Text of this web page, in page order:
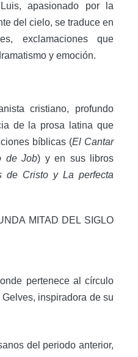
apasionado por la
del cielo, se traduce en
exclamaciones que
y emoción.
cristiano, profundo
de la prosa latina que
bíblicas (El Cantar
de Job) y en sus libros
de Cristo y La perfecta
MITAD DEL SIGLO
pertenece al círculo
inspiradora de su
del periodo anterior,